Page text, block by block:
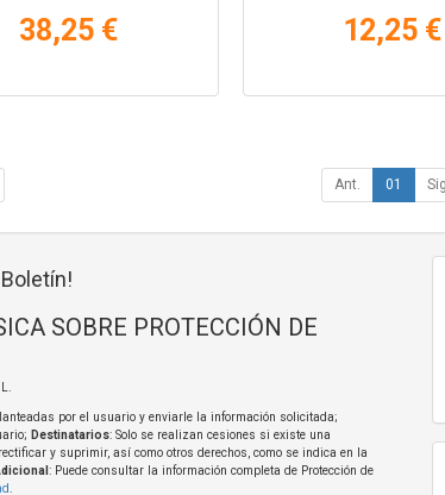
38,25 € 12,25 €
Ant. 01 Sig.
SOBRE PROTECCIÓN DE
por el usuario y enviarle la información solicitada;
Destinatarios: Solo se realizan cesiones si existe una
y suprimir, así como otros derechos, como se indica en la
: Puede consultar la información completa de Protección de